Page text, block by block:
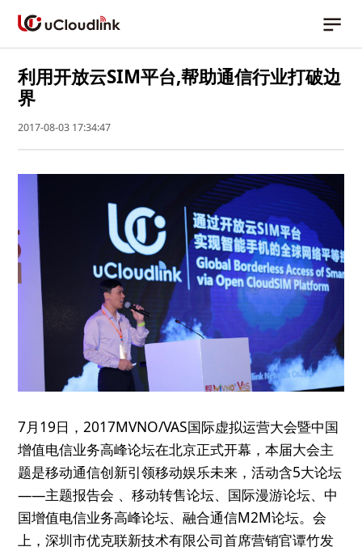
利用开放云SIM平台,帮助通信行业打破边
界
2017-08-03 17:34:47
7月19日，2017MVNO/VAS国际虚拟运营大会暨中国
增值电信业务高峰论坛在北京正式开幕，本届大会主
题是移动通信创新引领移动娱乐未来，活动含5大论坛
——主题报告会 、移动转售论坛、国际漫游论坛、中
国增值电信业务高峰论坛、融合通信M2M论坛。会
上，深圳市优克联新技术有限公司首席营销官谭竹发